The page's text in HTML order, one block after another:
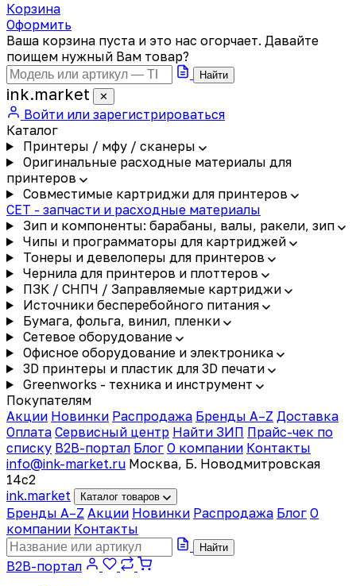
Корзина
Оформить
Ваша корзина пуста и это нас огорчает. Давайте
поищем нужный Вам товар?
Найти
ink.market ✕
Войти или зарегистрироваться
Каталог
Принтеры / мфу / сканеры
Оригинальные расходные материалы для
принтеров
Совместимые картриджи для принтеров
CET - запчасти и расходные материалы
Зип и компоненты: барабаны, валы, ракели, зип
Чипы и программаторы для картриджей
Тонеры и девелоперы для принтеров
Чернила для принтеров и плоттеров
ПЗК / СНПЧ / Заправляемые картриджи
Источники бесперебойного питания
Бумага, фольга, винил, пленки
Сетевое оборудование
Офисное оборудование и электроника
3D принтеры и пластик для 3D печати
Greenworks - техника и инструмент
Покупателям
Акции Новинки Распродажа Бренды A–Z Доставка
Оплата Сервисный центр Найти ЗИП Прайс-чек по
списку B2B-портал Блог О компании Контакты
info@ink-market.ru Москва, Б. Новодмитровская
14с2
ink.market Каталог товаров
Бренды A–Z Акции Новинки Распродажа Блог О
компании Контакты
Найти
B2B-портал